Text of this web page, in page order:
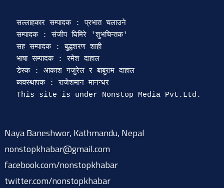
सल्लाहकार सम्पादक : प्रभात चलाउने
सम्पादक : संजीप घिमिरे 'शुभचिन्तक'
सह सम्पादक : बुद्धशरण शाही
भाषा सम्पादक : रमेश दाहाल
डेस्क : आकाश गजुरेल र बाबुराम दाहाल
ब्यवस्थापक : राजेशमान मानन्धर
Naya Baneshwor, Kathmandu, Nepal
nonstopkhabar@gmail.com
facebook.com/nonstopkhabar
twitter.com/nonstopkhabar